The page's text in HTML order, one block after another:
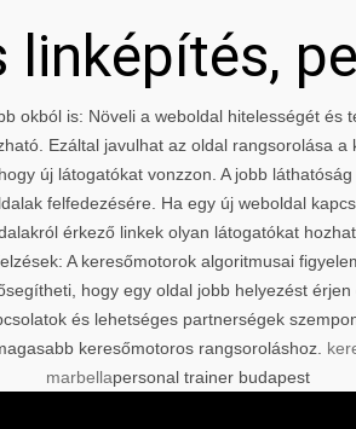
okból is: Növeli a weboldal hitelességét
Ezáltal javulhat az oldal rangsorolása
új látogatókat vonzzon. A jobb
felfedezésére. Ha egy új weboldal
érkező linkek olyan látogatókat
A keresőmotorok algoritmusai
hogy egy oldal jobb helyezést
és lehetséges partnerségek
keresőmotoros rangsoroláshoz.
marbellapersonal trainer budapest